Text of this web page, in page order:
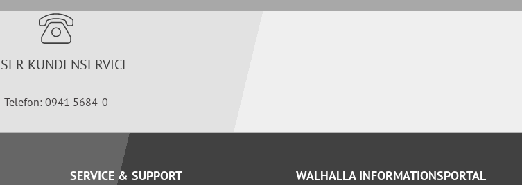
KUNDENSERVICE
Telefon: 0941 5684-0
SERVICE & SUPPORT WALHALLA INFORMATIONSPORTAL